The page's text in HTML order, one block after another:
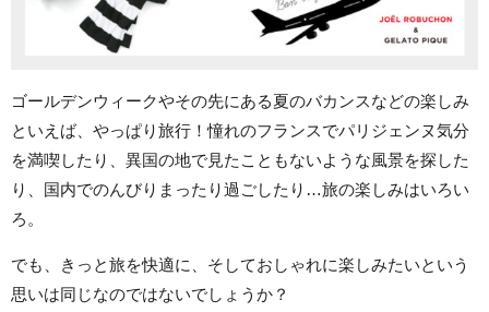
ゴールデンウィークやその先にある夏のバカンスなどの楽しみ
といえば、やっぱり旅行！憧れのフランスでパリジェンヌ気分
を満喫したり、異国の地で見たこともないような風景を探した
り、国内でのんびりまったり過ごしたり…旅の楽しみはいろい
ろ。
でも、きっと旅を快適に、そしておしゃれに楽しみたいという
思いは同じなのではないでしょうか？